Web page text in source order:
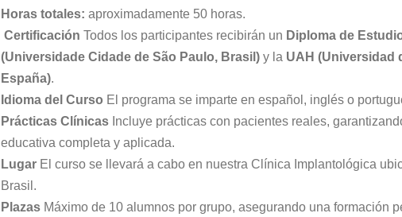
Horas totales: aproximadamente 50 horas.
Certificación Todos los participantes recibirán un Diploma de
(Universidade Cidade de São Paulo, Brasil) y la UAH (Universidad
España).
Idioma del Curso El programa se imparte en español, inglés o
Prácticas Clínicas Incluye prácticas con pacientes reales,
educativa completa y aplicada.
Lugar El curso se llevará a cabo en nuestra Clínica Implantológica
Brasil.
Plazas Máximo de 10 alumnos por grupo, asegurando una formación